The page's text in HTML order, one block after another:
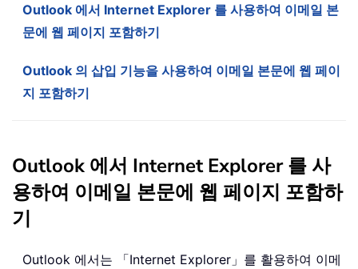
Outlook 에서 Internet Explorer 를 사용하여 이메일 본
문에 웹 페이지 포함하기
Outlook 의 삽입 기능을 사용하여 이메일 본문에 웹 페이
지 포함하기
Outlook 에서 Internet Explorer 를 사
용하여 이메일 본문에 웹 페이지 포함하
기
Outlook 에서는 「Internet Explorer」를 활용하여 이메